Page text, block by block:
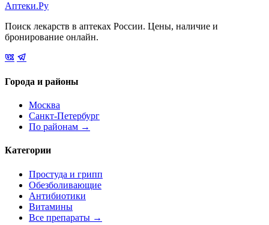
Аптеки.Ру
Поиск лекарств в аптеках России. Цены, наличие и
бронирование онлайн.
Города и районы
Москва
Санкт-Петербург
По районам →
Категории
Простуда и грипп
Обезболивающие
Антибиотики
Витамины
Все препараты →